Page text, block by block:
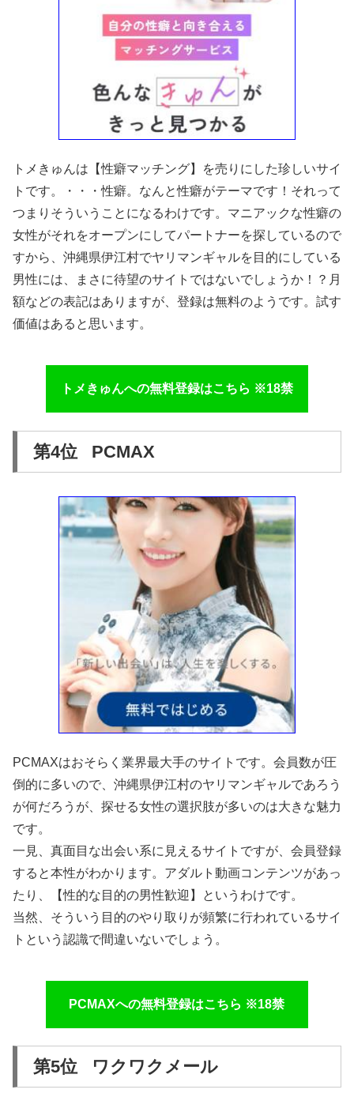
トメきゅんは【性癖マッチング】を売りにした珍しいサイ
トです。・・・性癖。なんと性癖がテーマです！それって
つまりそういうことになるわけです。マニアックな性癖の
女性がそれをオープンにしてパートナーを探しているので
すから、沖縄県伊江村でヤリマンギャルを目的にしている
男性には、まさに待望のサイトではないでしょうか！？月
額などの表記はありますが、登録は無料のようです。試す
価値はあると思います。
トメきゅんへの無料登録はこちら ※18禁
第4位 PCMAX
PCMAXはおそらく業界最大手のサイトです。会員数が圧
倒的に多いので、沖縄県伊江村のヤリマンギャルであろう
が何だろうが、探せる女性の選択肢が多いのは大きな魅力
です。
一見、真面目な出会い系に見えるサイトですが、会員登録
すると本性がわかります。アダルト動画コンテンツがあっ
たり、【性的な目的の男性歓迎】というわけです。
当然、そういう目的のやり取りが頻繁に行われているサイ
トという認識で間違いないでしょう。
PCMAXへの無料登録はこちら ※18禁
第5位 ワクワクメール